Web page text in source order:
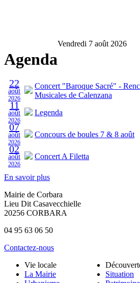
Agenda
Vendredi 7 août 2026
22
août
2026
Concert "Baroque Sacré" -
Musicales de Calenzana
11
août
2026
Legenda
07
août
2026
Concours de boules 7 & 8 août
02
août
2026
Concert A Filetta
En savoir plus
Mairie de Corbara
Lieu Dit Casavecchielle
20256 CORBARA
04 95 63 06 50
Contactez-nous
Vie locale
La Mairie
Situation